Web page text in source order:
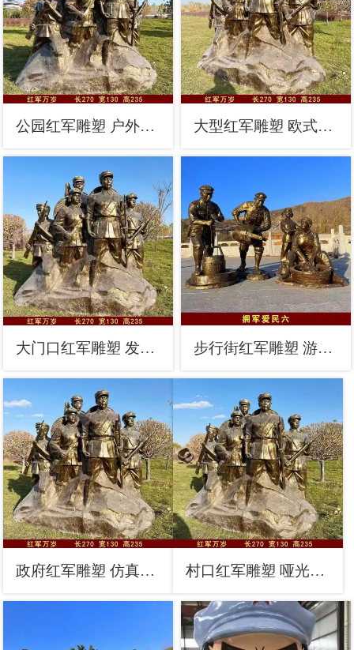
公园红军雕塑 户外革命雕塑 抽象抗战雕塑 大型红军雕塑 欧式步行街抗战雕塑 彩绘革命雕塑
大门口红军雕塑 发光公园革命雕塑 仿真抗战雕塑 步行街红军雕塑 游乐场革命雕塑 铸造抗战雕塑
政府红军雕塑 仿真景观抗战雕塑 烤漆革命雕塑 村口红军雕塑 哑光革命雕塑 公园抗战雕塑